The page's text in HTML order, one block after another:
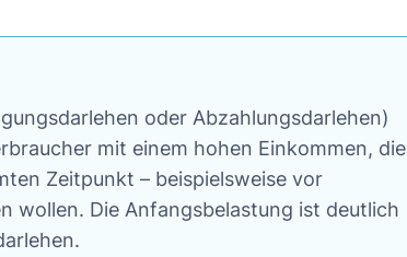
oder Abzahlungsdarlehen)
mit einem hohen Einkommen, die
Zeitpunkt – beispielsweise vor
wollen. Die Anfangsbelastung ist deutlich